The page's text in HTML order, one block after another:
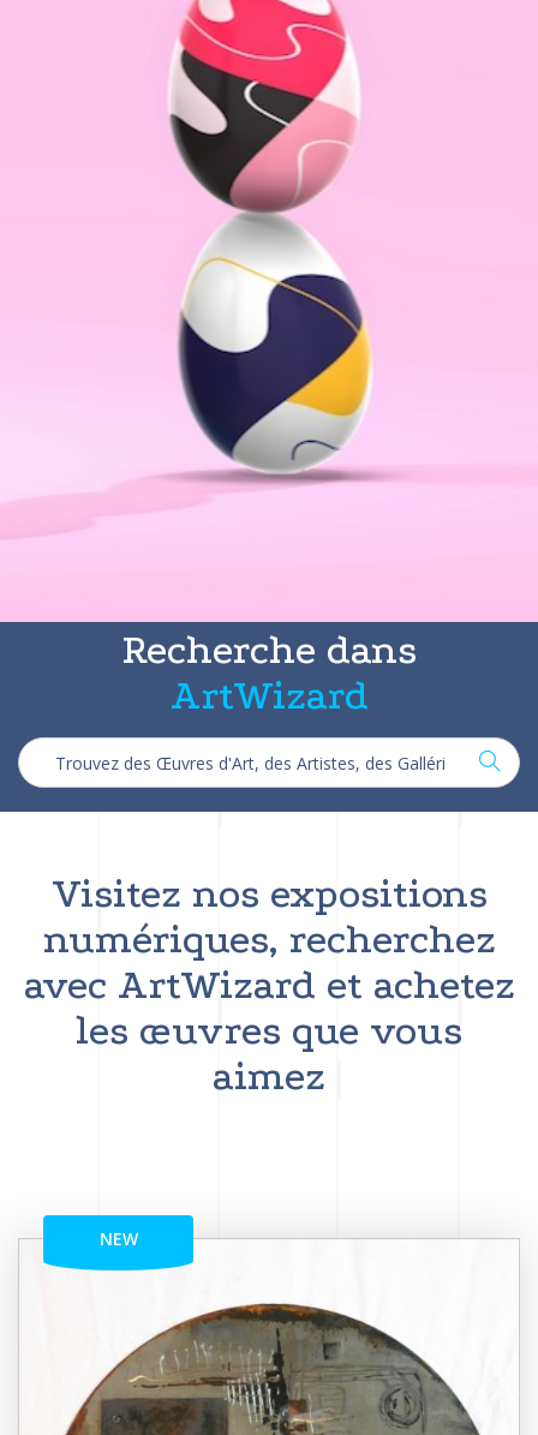
Recherche dans
ArtWizard
Visitez nos expositions
numériques, recherchez
avec ArtWizard et achetez
les œuvres que vous
aimez
NEW